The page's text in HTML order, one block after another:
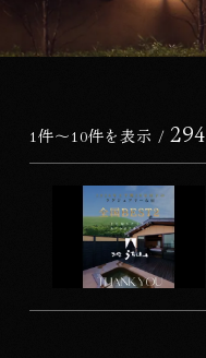
新着情報一覧
1件～10件を表示 /294